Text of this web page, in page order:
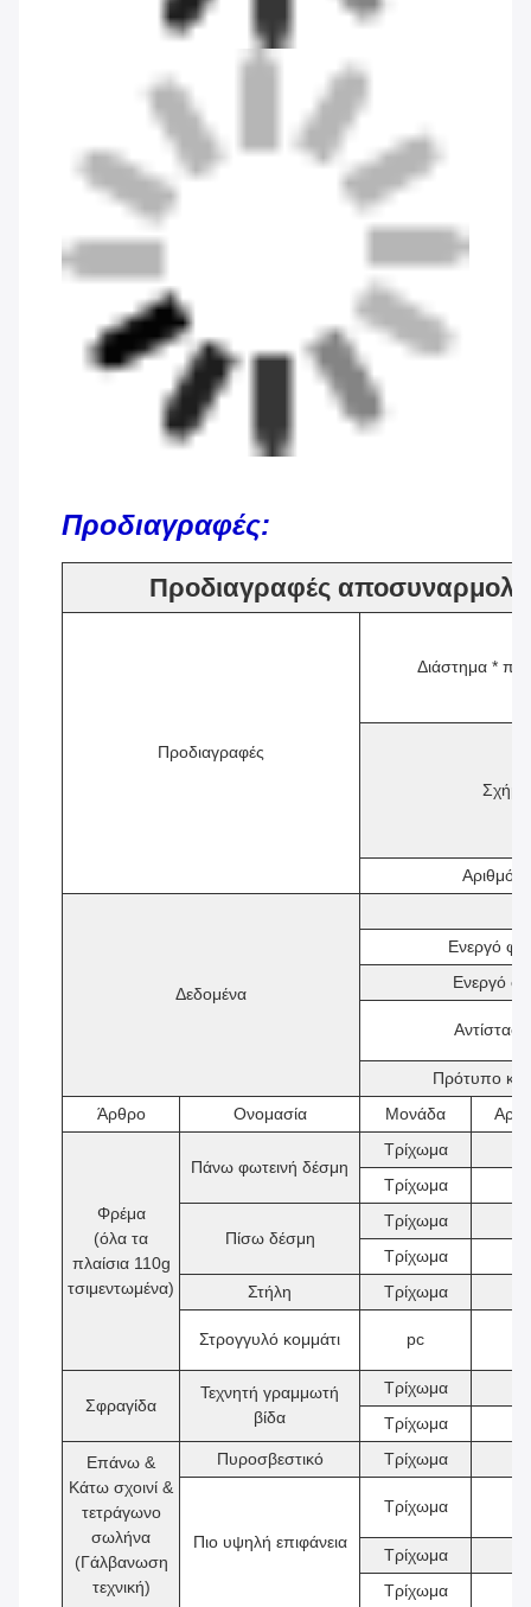
Προδιαγραφές:
Προδιαγραφές
Προδιαγραφές
Διάστημα *
Αριθμός
Δεδομένα
Ενεργό
Ενεργό
Πρότυπο
Άρθρο
Ονομασία Μονάδα
Φρέμα
(όλα τα
πλαίσια 110g
τσιμεντωμένα)
Πάνω φωτεινή δέσμη
Τρίχωμα
Τρίχωμα
Πίσω δέσμη
Τρίχωμα
Τρίχωμα
Στήλη
Τρίχωμα
Στρογγυλό κομμάτι pc
Σφραγίδα
Τεχνητή γραμμωτή
βίδα
Τρίχωμα
Τρίχωμα
Επάνω &
Κάτω σχοινί &
τετράγωνο
σωλήνα
(Γάλβανωση
τεχνική)
Πυροσβεστικό Τρίχωμα
Πιο υψηλή επιφάνεια
Τρίχωμα
Τρίχωμα
Τρίχωμα